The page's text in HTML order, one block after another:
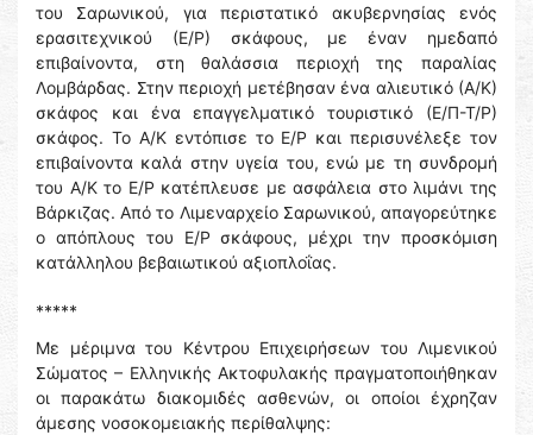
του Σαρωνικού, για περιστατικό ακυβερνησίας ενός
ερασιτεχνικού (Ε/Ρ) σκάφους, με έναν ημεδαπό
επιβαίνοντα, στη θαλάσσια περιοχή της παραλίας
Λομβάρδας. Στην περιοχή μετέβησαν ένα αλιευτικό (Α/Κ)
σκάφος και ένα επαγγελματικό τουριστικό (Ε/Π-Τ/Ρ)
σκάφος. Το Α/Κ εντόπισε το Ε/Ρ και περισυνέλεξε τον
επιβαίνοντα καλά στην υγεία του, ενώ με τη συνδρομή
του Α/Κ το Ε/Ρ κατέπλευσε με ασφάλεια στο λιμάνι της
Βάρκιζας. Από το Λιμεναρχείο Σαρωνικού, απαγορεύτηκε
ο απόπλους του Ε/Ρ σκάφους, μέχρι την προσκόμιση
κατάλληλου βεβαιωτικού αξιοπλοΐας.
*****
Με μέριμνα του Κέντρου Επιχειρήσεων του Λιμενικού
Σώματος – Ελληνικής Ακτοφυλακής πραγματοποιήθηκαν
οι παρακάτω διακομιδές ασθενών, οι οποίοι έχρηζαν
άμεσης νοσοκομειακής περίθαλψης: